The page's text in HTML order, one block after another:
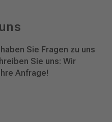
Sie Fragen zu uns
Sie uns: Wir
Anfrage!